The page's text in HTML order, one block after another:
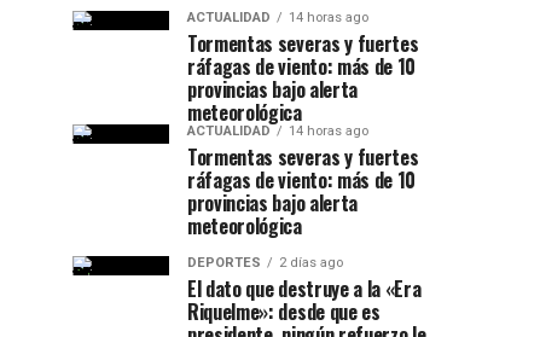
ACTUALIDAD 14 horas ago
Tormentas severas y fuertes
ráfagas de viento: más de 10
provincias bajo alerta
meteorológica
ACTUALIDAD 14 horas ago
Tormentas severas y fuertes
ráfagas de viento: más de 10
provincias bajo alerta
meteorológica
DEPORTES 2 días ago
El dato que destruye a la «Era
Riquelme»: desde que es